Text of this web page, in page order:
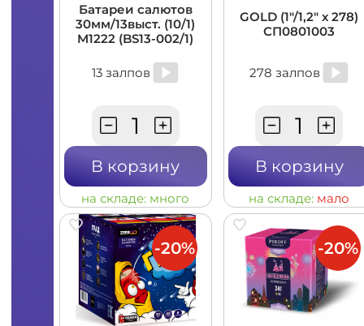
Батареи салютов
30мм/13выст. (10/1)
M1222 (BS13-002/1)
13 залпов
В корзину
на складе: много
GOLD (1"/1,2" х 278)
СП0801003
278 залпов
В корзину
на складе: мало
-20% -20%